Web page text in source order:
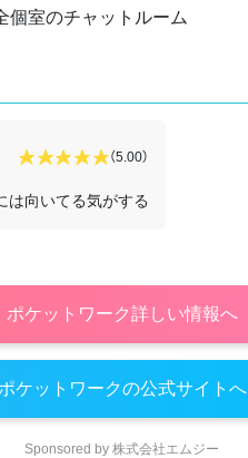
個室のチャットルーム
（5.00）
は向いてる気がする
ポケットワーク詳しい情報へ
ポケットワークの公式サイトへ
Sponsored by 株式会社エムジー